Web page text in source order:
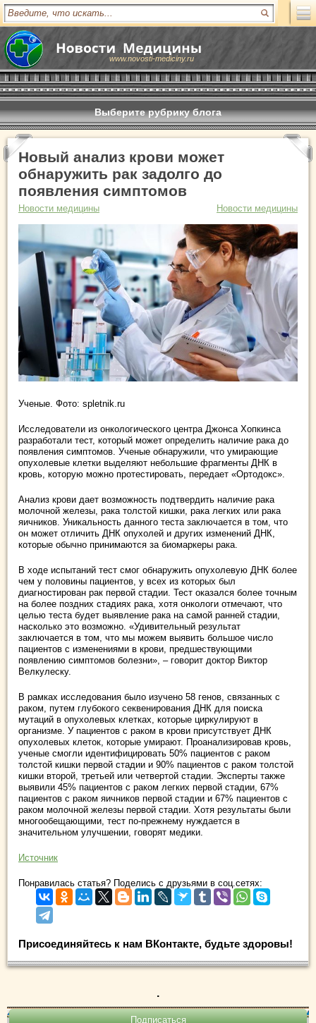
www.novosti-mediciny.ru
Выберите рубрику блога
Новый анализ крови может
обнаружить рак задолго до
появления симптомов
Новости медицины Новости медицины
Ученые. Фото: spletnik.ru
Исследователи из онкологического центра Джонса Хопкинса
разработали тест, который может определить наличие рака до
появления симптомов. Ученые обнаружили, что умирающие
опухолевые клетки выделяют небольшие фрагменты ДНК в
кровь, которую можно протестировать, передает «Ортодокс».
Анализ крови дает возможность подтвердить наличие рака
молочной железы, рака толстой кишки, рака легких или рака
яичников. Уникальность данного теста заключается в том, что
он может отличить ДНК опухолей и других изменений ДНК,
которые обычно принимаются за биомаркеры рака.
В ходе испытаний тест смог обнаружить опухолевую ДНК более
чем у половины пациентов, у всех из которых был
диагностирован рак первой стадии. Тест оказался более точным
на более поздних стадиях рака, хотя онкологи отмечают, что
целью теста будет выявление рака на самой ранней стадии,
насколько это возможно. «Удивительный результат
заключается в том, что мы можем выявить большое число
пациентов с изменениями в крови, предшествующими
появлению симптомов болезни», – говорит доктор Виктор
Велкулеску.
В рамках исследования было изучено 58 генов, связанных с
раком, путем глубокого секвенирования ДНК для поиска
мутаций в опухолевых клетках, которые циркулируют в
организме. У пациентов с раком в крови присутствует ДНК
опухолевых клеток, которые умирают. Проанализировав кровь,
ученые смогли идентифицировать 50% пациентов с раком
толстой кишки первой стадии и 90% пациентов с раком толстой
кишки второй, третьей или четвертой стадии. Эксперты также
выявили 45% пациентов с раком легких первой стадии, 67%
пациентов с раком яичников первой стадии и 67% пациентов с
раком молочной железы первой стадии. Хотя результаты были
многообещающими, тест по-прежнему нуждается в
значительном улучшении, говорят медики.
Источник
Понравилась статья? Поделись с друзьями в соц.сетях:
Присоединяйтесь к нам ВКонтакте, будьте здоровы!
.